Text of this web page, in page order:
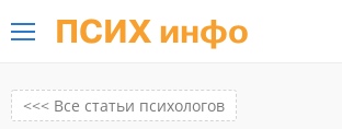
ПСИХ инфо
<<< Все статьи психологов